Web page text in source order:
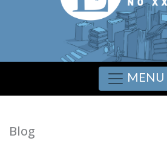
MENU
Blog